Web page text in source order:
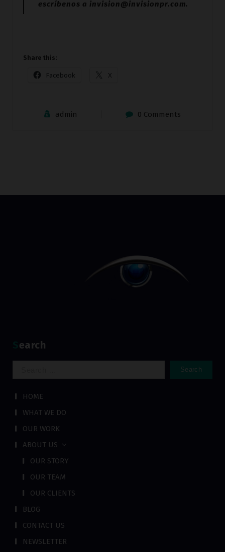
escríbenos a invision@invisionpr.com.
Share this:
Facebook X
admin 0 Comments
Search
for:
HOME
WHAT WE DO
OUR WORK
ABOUT US
OUR STORY
OUR TEAM
OUR CLIENTS
BLOG
CONTACT US
NEWSLETTER